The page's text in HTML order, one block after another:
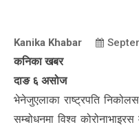
Kanika Khabar
कनिका खबर
दाङ ६ असोज
भेनेजुएलाका राष्ट्रपति
सम्बोधनमा विश्व